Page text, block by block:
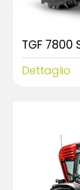
TGF 7800
Dettaglio